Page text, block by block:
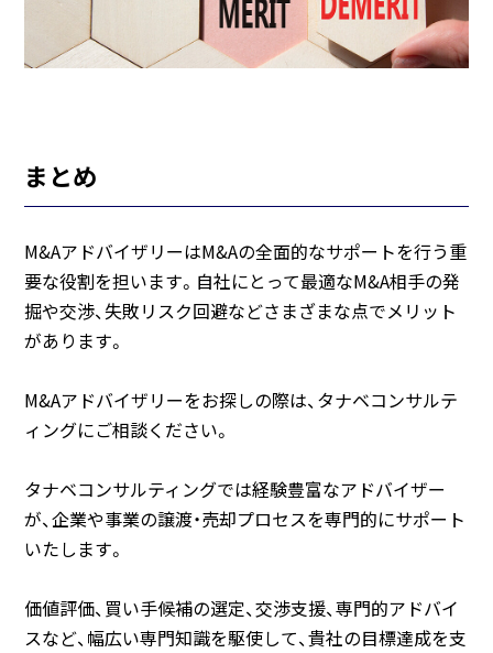
まとめ
M&AアドバイザリーはM&Aの全面的なサポートを行う重
要な役割を担います。自社にとって最適なM&A相手の発
掘や交渉、失敗リスク回避などさまざまな点でメリット
があります。
M&Aアドバイザリーをお探しの際は、タナベコンサルテ
ィングにご相談ください。
タナベコンサルティングでは経験豊富なアドバイザー
が、企業や事業の譲渡・売却プロセスを専門的にサポート
いたします。
価値評価、買い手候補の選定、交渉支援、専門的アドバイ
スなど、幅広い専門知識を駆使して、貴社の目標達成を支